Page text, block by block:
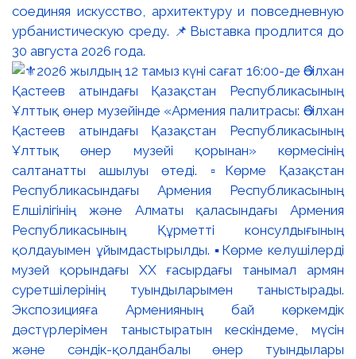
соединяя искусство, архитектуру и повседневную
урбанистическую среду. 📌Выставка продлится до
30 августа 2026 года.